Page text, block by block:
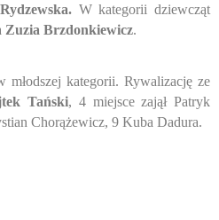
W kategorii dziewcząt
Zuzia Brzdonkiewicz.
młodszej kategorii. Rywalizację ze
Tański, 4 miejsce zajął Patryk
Chorążewicz, 9 Kuba Dadura.